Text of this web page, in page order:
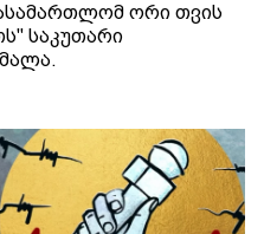
ორი თვის
საკუთარი